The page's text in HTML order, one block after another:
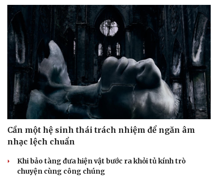
Sức khỏe
Dinh dưỡng - món ngon
Đời sống
Cần một hệ sinh thái trách nhiệm để ngăn âm
nhạc lệch chuẩn
Khi bảo tàng đưa hiện vật bước ra khỏi tủ kính trò
chuyện cùng công chúng